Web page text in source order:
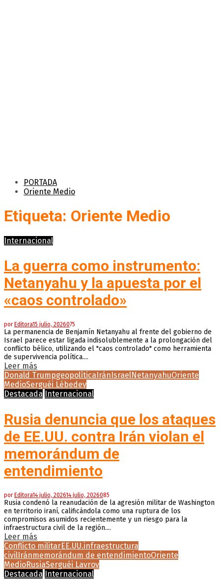
PORTADA
Oriente Medio
Etiqueta: Oriente Medio
Internacional
La guerra como instrumento:
Netanyahu y la apuesta por el
«caos controlado»
por Editora15 julio, 2026075
La permanencia de Benjamín Netanyahu al frente del gobierno de
Israel parece estar ligada indisolublemente a la prolongación del
conflicto bélico, utilizando el "caos controlado" como herramienta
de supervivencia política....
Leer más
Donald Trumpgeopolítica Irán IsraelNetanyahuOriente
MedioSerguéi Lébedev
Destacada Internacional
Rusia denuncia que los ataques
de EE.UU. contra Irán violan el
memorándum de
entendimiento
por Editora14 julio, 202614 julio, 2026085
Rusia condenó la reanudación de la agresión militar de Washington
en territorio iraní, calificándola como una ruptura de los
compromisos asumidos recientemente y un riesgo para la
infraestructura civil de la región....
Leer más
Conflicto militarEE.UU.infraestructura
civilIránmemorándum de entendimientoOriente
MedioRusiaSerguéi Lavrov
Destacada Internacional